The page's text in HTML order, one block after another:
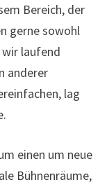
Bereich, der
gerne sowohl
laufend
anderer
lag
einen um neue
Bühnenräume,